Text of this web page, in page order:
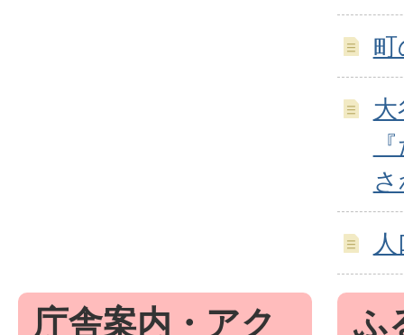
庁舎案内・アク
ふ